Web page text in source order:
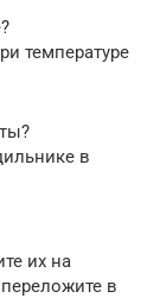
температуре
в
их на
в